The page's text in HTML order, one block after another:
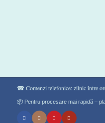
☎ Comenzi telefonice: zilnic între
📦 Pentru procesare mai rapidă –